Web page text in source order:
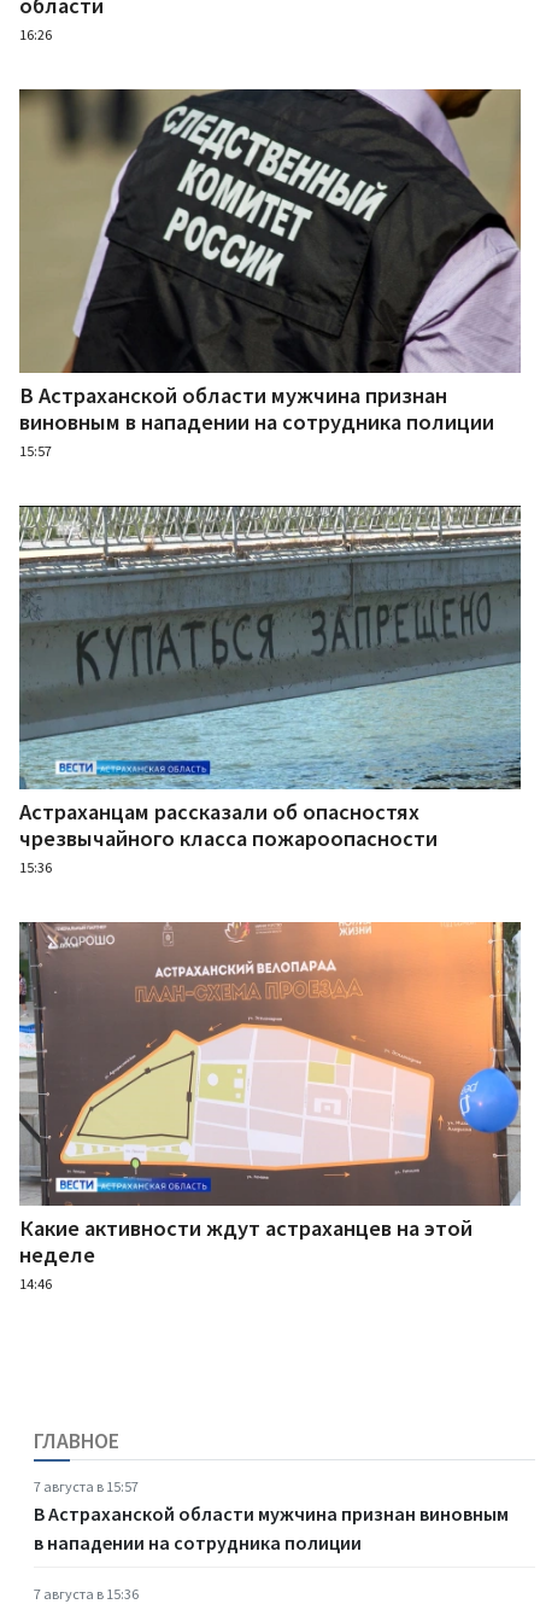
области
16:26
В Астраханской области мужчина признан
виновным в нападении на сотрудника полиции
15:57
Астраханцам рассказали об опасностях
чрезвычайного класса пожароопасности
15:36
Какие активности ждут астраханцев на этой
неделе
14:46
ГЛАВНОЕ
7 августа в 15:57
В Астраханской области мужчина признан виновным
в нападении на сотрудника полиции
7 августа в 15:36